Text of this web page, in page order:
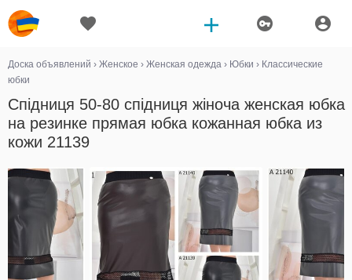
Доска объявлений › Женское › Женская одежда › Юбки › Классические
юбки
Спідниця 50-80 спідниця жіноча женская юбка
на резинке прямая юбка кожанная юбка из
кожи 21139